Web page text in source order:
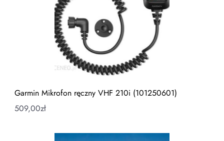
Garmin Mikrofon ręczny VHF 210i (101250601)
509,00zł